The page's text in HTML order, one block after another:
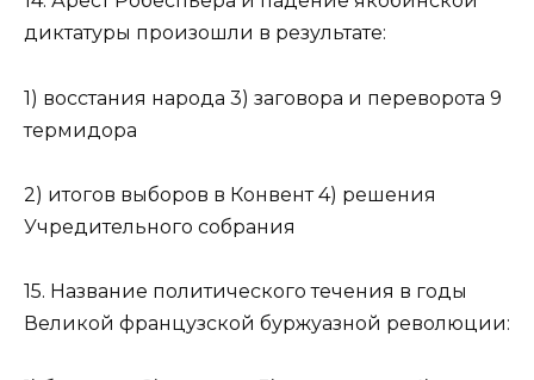
диктатуры произошли в результате:
1) восстания народа 3) заговора и переворота 9
термидора
2) итогов выборов в Конвент 4) решения
Учредительного собрания
15. Название политического течения в годы
Великой французской буржуазной революции: